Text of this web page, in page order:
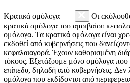
Κρατικά ομόλογα
Οι
κρατικά ομόλογα του αμοιβαίου
ομόλογα. Τα κρατικά ομόλογα είναι
εκδοθεί από κυβερνήσεις που
κεφαλαιαγορά. Έχουν καθορισμένη
τόκους. Εξετάζουμε μόνο ομόλογα που
επίπεδο, δηλαδή από κυβερνήσεις.
ομόλογα που εκδίδονται από